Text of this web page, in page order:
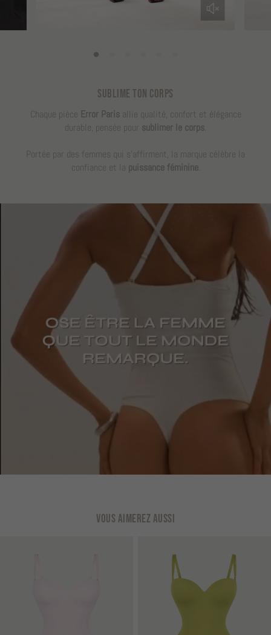
SUBLIME TON CORPS
Chaque pièce Error Parisallie qualité, confort et élégance
durable, pensée pour sublimer le corps.
Portée par des femmes qui s’affirment, la marque célèbre la
confiance et la puissance féminine.
VOUS AIMEREZ AUSSI